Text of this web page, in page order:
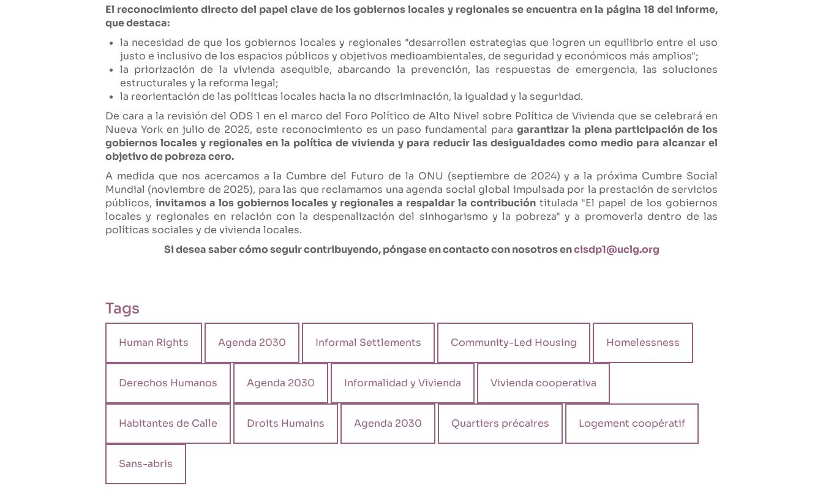
El reconocimiento directo del papel clave de los gobiernos locales y regionales se encuentra en la página 18 del informe,
que destaca:
la necesidad de que los gobiernos locales y regionales "desarrollen estrategias que logren un equilibrio entre el uso
justo e inclusivo de los espacios públicos y objetivos medioambientales, de seguridad y económicos más amplios";
la priorización de la vivienda asequible, abarcando la prevención, las respuestas de emergencia, las soluciones
estructurales y la reforma legal;
la reorientación de las políticas locales hacia la no discriminación, la igualdad y la seguridad.
De cara a la revisión del ODS 1 en el marco del Foro Político de Alto Nivel sobre Política de Vivienda que se celebrará en
Nueva York en julio de 2025, este reconocimiento es un paso fundamental para garantizar la plena participación de los
gobiernos locales y regionales en la política de vivienda y para reducir las desigualdades como medio para alcanzar el
objetivo de pobreza cero.
A medida que nos acercamos a la Cumbre del Futuro de la ONU (septiembre de 2024) y a la próxima Cumbre Social
Mundial (noviembre de 2025), para las que reclamamos una agenda social global impulsada por la prestación de servicios
públicos, invitamos a los gobiernos locales y regionales a respaldar la contribucióntitulada "El papel de los gobiernos
locales y regionales en relación con la despenalización del sinhogarismo y la pobreza" y a promoverla dentro de las
políticas sociales y de vivienda locales.
Si desea saber cómo seguir contribuyendo, póngase en contacto con nosotros encisdp1@uclg.org
Tags
Human Rights Agenda 2030 Informal Settlements Community-Led Housing Homelessness
Derechos Humanos Agenda 2030 Informalidad y Vivienda Vivienda cooperativa
Habitantes de Calle Droits Humains Agenda 2030 Quartiers précaires Logement coopératif
Sans-abris